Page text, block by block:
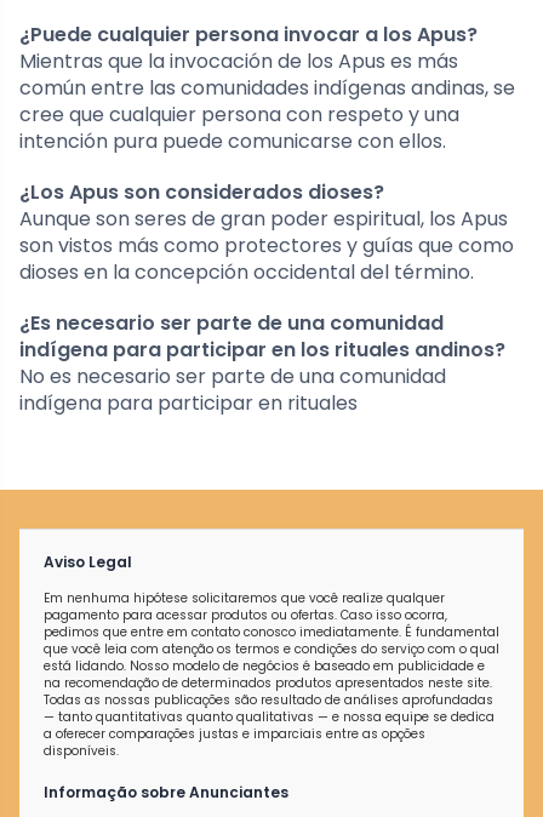
¿Puede cualquier persona invocar a los Apus?
Mientras que la invocación de los Apus es más
común entre las comunidades indígenas andinas, se
cree que cualquier persona con respeto y una
intención pura puede comunicarse con ellos.
¿Los Apus son considerados dioses?
Aunque son seres de gran poder espiritual, los Apus
son vistos más como protectores y guías que como
dioses en la concepción occidental del término.
¿Es necesario ser parte de una comunidad
indígena para participar en los rituales andinos?
No es necesario ser parte de una comunidad
indígena para participar en rituales
Aviso Legal
Em nenhuma hipótese solicitaremos que você realize qualquer
pagamento para acessar produtos ou ofertas. Caso isso ocorra,
pedimos que entre em contato conosco imediatamente. É fundamental
que você leia com atenção os termos e condições do serviço com o qual
está lidando. Nosso modelo de negócios é baseado em publicidade e
na recomendação de determinados produtos apresentados neste site.
Todas as nossas publicações são resultado de análises aprofundadas
— tanto quantitativas quanto qualitativas — e nossa equipe se dedica
a oferecer comparações justas e imparciais entre as opções
disponíveis.
Informação sobre Anunciantes